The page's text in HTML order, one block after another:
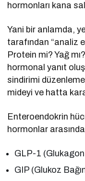
hormonları kana
Yani bir anlamda,
tarafından “analiz
Protein mi? Yağ
hormonal yanıt
sindirimi
mideyi ve hatta
Enteroendokrin
hormonlar
GLP-1
GIP (Glukoz